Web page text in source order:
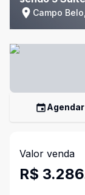
Campo
Valor venda
R$